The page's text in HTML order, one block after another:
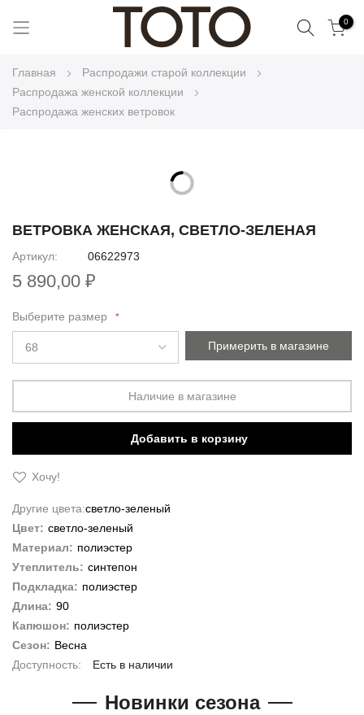
Поиск0
Content
Главная
Распродажи старой коллекции
Распродажа женской коллекции
Распродажа женских ветровок
end
of
the
gallery
to
beginning
of
images
gallery
ВЕТРОВКА ЖЕНСКАЯ, СВЕТЛО-ЗЕЛЕНАЯ
Артикул 06622973
5 890,00 ₽
Выберите размер
Примерить в магазине
Наличие в магазине
Добавить в корзину
Хочу!
Другие цвета:светло-зеленый
Цвет: светло-зеленый
Материал: полиэстер
Утеплитель: синтепон
Подкладка: полиэстер
Длина: 90
Капюшон: полиэстер
Сезон: Весна
Есть в наличии
Новинки сезона